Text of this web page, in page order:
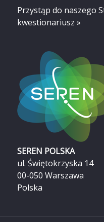
Przystąp do naszego
kwestionariusz »
SEREN POLSKA
ul. Świętokrzyska 14
00-050 Warszawa
Polska